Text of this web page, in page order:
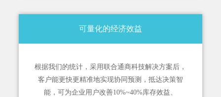
可量化的经济效益
根据我们的统计，采用联合通商科技解决方案后，
客户能更快更精准地实现协同预测，抵达决策智
能，可为企业用户改善10%~40%库存效益、